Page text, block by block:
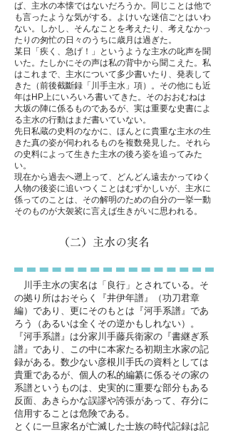
ば、主水の本懐ではないだろうか。同じことは他で
も言ったような気がする。よけいな迷信ごとはいわ
ない。しかし、そんなことを考えたり、考えなかっ
たりの匆忙の日々のうちに歳月は過ぎた。
某日「疾く、急げ！」というような主水の叱声を聞
いた。たしかにその声は私の背中から聞こえた。私
はこれまで、主水について多少書いたり、発表して
きた（前後截斷録「川手主水」項）。その他にも近
年はHP上にいろいろ書いてきた。そのおおむねは
大坂の陣に係るものであるが、実は重要な史書によ
る主水の行動はまだ書いていない。
先日私蔵の史料のなかに、ほんとに貴重な主水の生
きた真の姿が伺われるものを複数発見した。それら
の史料によって生きた主水の後ろ姿を追ってみた
い。
現在から過去へ遡上って、どんどん遠去かってゆく
人物の後姿に追いつくことはむずかしいが、主水に
係ってのことは、その解明のための自分の一挙一動
そのものが大袈裟に言えば生きがいに思われる。
（二）主水の実名
川手主水の実名は「良行」とされている。そ
の拠り所はおそらく『井伊年譜』（功刀君章
編）であり、更にそのもとは『河手系譜』であ
ろう（あるいは全くその逆かもしれない）。
『河手系譜』は分家川手藤兵衛家の『書継ぎ系
譜』であり、この中に本家たる初期主水家の記
録がある。数少ない彦根川手氏の資料としては
貴重であるが、個人の私的編纂に係るその家の
系譜というものは、史実的に重要な部分もある
反面、あきらかな誤謬や誇張があって、存分に
信用することは危険である。
とくに一旦家名が亡滅した士族の時代記録は記